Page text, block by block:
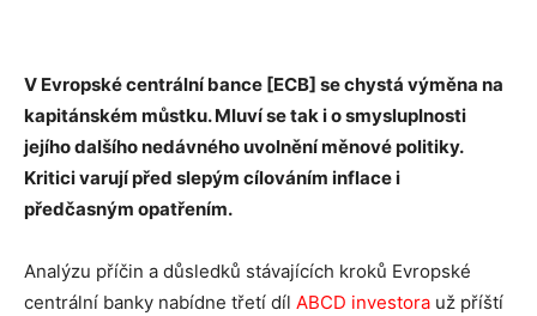
V Evropské centrální bance [ECB] se chystá výměna na
kapitánském můstku. Mluví se tak i o smysluplnosti
jejího dalšího nedávného uvolnění měnové politiky.
Kritici varují před slepým cílováním inflace i
předčasným opatřením.
Analýzu příčin a důsledků stávajících kroků Evropské
centrální banky nabídne třetí díl ABCD investora už příští